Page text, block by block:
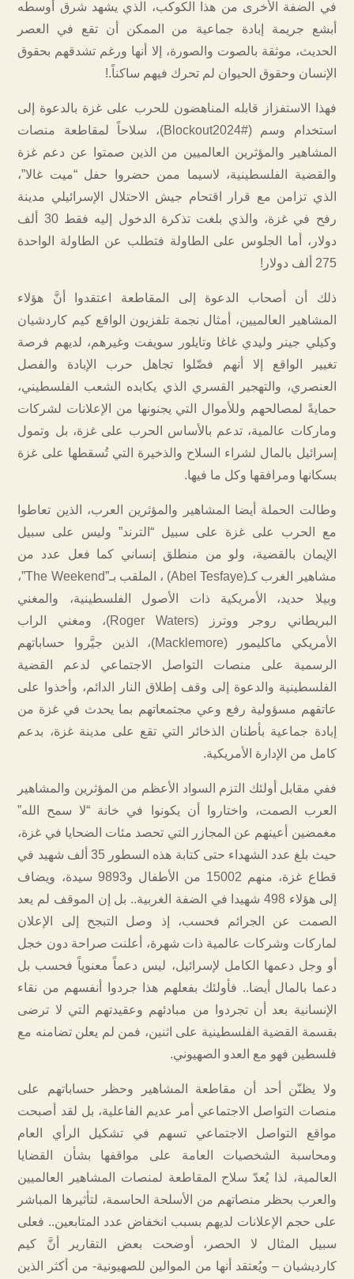
في الضفة الأخرى من هذا الكوكب، الذي يشهد شرق أوسطه
أبشع جريمة إبادة جماعية من الممكن أن تقع في العصر
الحديث، موثقة بالصوت والصورة، إلا أنها ورغم تشدقهم بحقوق
الإنسان وحقوق الحيوان لم تحرك فيهم ساكناً.!
فهذا الاستفزاز قابله المناهضون للحرب على غزة بالدعوة إلى
استخدام وسم (#Blockout2024)، سلاحاً لمقاطعة منصات
المشاهير والمؤثرين العالميين من الذين صمتوا عن دعم غزة
والقضية الفلسطينية، لاسيما ممن حضروا حفل “ميت غالا”،
الذي تزامن مع قرار اقتحام جيش الاحتلال الإسرائيلي مدينة
رفح في غزة، والذي بلغت تذكرة الدخول إليه فقط 30 ألف
دولار، أما الجلوس على الطاولة فتطلب عن الطاولة الواحدة
275 ألف دولار!
ذلك أن أصحاب الدعوة إلى المقاطعة اعتقدوا أنَّ هؤلاء
المشاهير العالميين، أمثال نجمة تلفزيون الواقع كيم كاردشيان
وكيلي جينر وليدي غاغا وتايلور سويفت وغيرهم، لديهم فرصة
تغيير الواقع إلا أنهم فضّلوا تجاهل حرب الإبادة والفصل
العنصري، والتهجير القسري الذي يكابده الشعب الفلسطيني،
حمايةً لمصالحهم وللأموال التي يجنونها من الإعلانات لشركات
وماركات عالمية، تدعم بالأساس الحرب على غزة، بل وتمول
إسرائيل بالمال لشراء السلاح والذخيرة التي تُسقطها على غزة
بسكانها ومرافقها وكل ما فيها.
وطالت الحملة أيضا المشاهير والمؤثرين العرب، الذين تعاطوا
مع الحرب على غزة على سبيل “الترند” وليس على سبيل
الإيمان بالقضية، ولو من منطلق إنساني كما فعل عدد من
مشاهير الغرب كـ(Abel Tesfaye) ، الملقب بـ”The Weekend”،
وبيلا حديد، الأمريكية ذات الأصول الفلسطينية، والمغني
البريطاني روجر ووترز (Roger Waters)، ومغني الراب
الأمريكي ماكليمور (Macklemore)، الذين جيَّروا حساباتهم
الرسمية على منصات التواصل الاجتماعي لدعم القضية
الفلسطينية والدعوة إلى وقف إطلاق النار الدائم، وأخذوا على
عاتقهم مسؤولية رفع وعي مجتمعاتهم بما يحدث في غزة من
إبادة جماعية بأطنان الذخائر التي تقع على مدينة غزة، بدعم
كامل من الإدارة الأمريكية.
ففي مقابل أولئك التزم السواد الأعظم من المؤثرين والمشاهير
العرب الصمت، واختاروا أن يكونوا في خانة “لا سمح الله”
مغمضين أعينهم عن المجازر التي تحصد مئات الضحايا في غزة،
حيث بلغ عدد الشهداء حتى كتابة هذه السطور 35 ألف شهيد في
قطاع غزة، منهم 15002 من الأطفال و9893 سيدة، ويضاف
إلى هؤلاء 498 شهيدا في الضفة الغربية.. بل إن الموقف لم يعد
الصمت عن الجرائم فحسب، إذ وصل التبجح إلى الإعلان
لماركات وشركات عالمية ذات شهرة، أعلنت صراحة دون خجل
أو وجل دعمها الكامل لإسرائيل، ليس دعماً معنوياً فحسب بل
دعما بالمال أيضا.. فأولئك بفعلهم هذا جردوا أنفسهم من نقاء
الإنسانية بعد أن تجردوا من مبادئهم وعقيدتهم التي لا ترضى
بقسمة القضية الفلسطينية على اثنين، فمن لم يعلن تضامنه مع
فلسطين فهو مع العدو الصهيوني.
ولا يظنّن أحد أن مقاطعة المشاهير وحظر حساباتهم على
منصات التواصل الاجتماعي أمر عديم الفاعلية، بل لقد أصبحت
مواقع التواصل الاجتماعي تسهم في تشكيل الرأي العام
ومحاسبة الشخصيات العامة على مواقفها بشأن القضايا
العالمية، لذا يُعدّ سلاح المقاطعة لمنصات المشاهير العالميين
والعرب بحظر منصاتهم من الأسلحة الحاسمة، لتأثيرها المباشر
على حجم الإعلانات لديهم بسبب انخفاض عدد المتابعين.. فعلى
سبيل المثال لا الحصر، أوضحت بعض التقارير أنَّ كيم
كارديشيان – ويُعتقد أنها من الموالين للصهيونية- من أكثر الذين